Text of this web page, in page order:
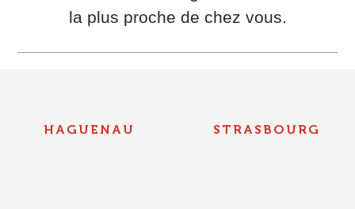
la plus proche de chez vous.
HAGUENAU STRASBOURG